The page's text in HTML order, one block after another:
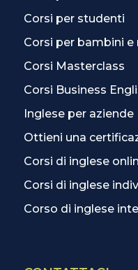
Corsi per studenti
Corsi per bambini e
Corsi Masterclass
Corsi Business
Inglese per aziende
Ottieni una
Corsi di inglese
Corsi di inglese
Corso di inglese